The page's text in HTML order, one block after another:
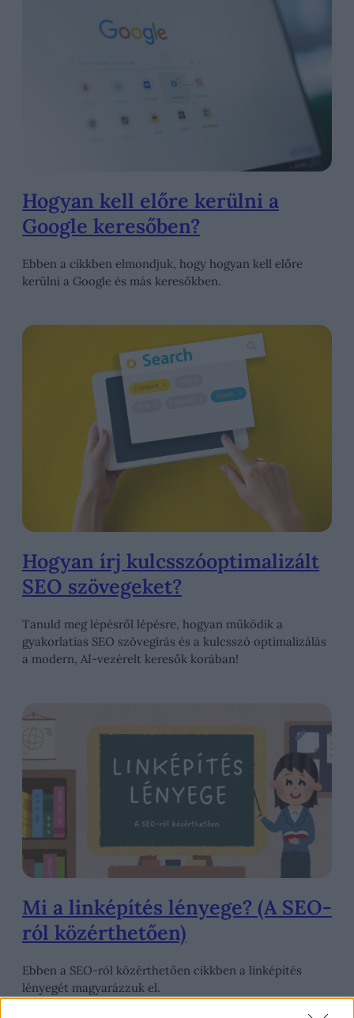
Hogyan kell előre kerülni a
Google keresőben?
Ebben a cikkben elmondjuk, hogy hogyan kell előre
kerülni a Google és más keresőkben.
Hogyan írj kulcsszóoptimalizált
SEO szövegeket?
Tanuld meg lépésről lépésre, hogyan működik a
gyakorlatias SEO szövegírás és a kulcsszó optimalizálás
a modern, AI-vezérelt keresők korában!
Mi a linképítés lényege? (A SEO-
ról közérthetően)
Ebben a SEO-ról közérthetően cikkben a linképítés
lényegét magyarázzuk el.